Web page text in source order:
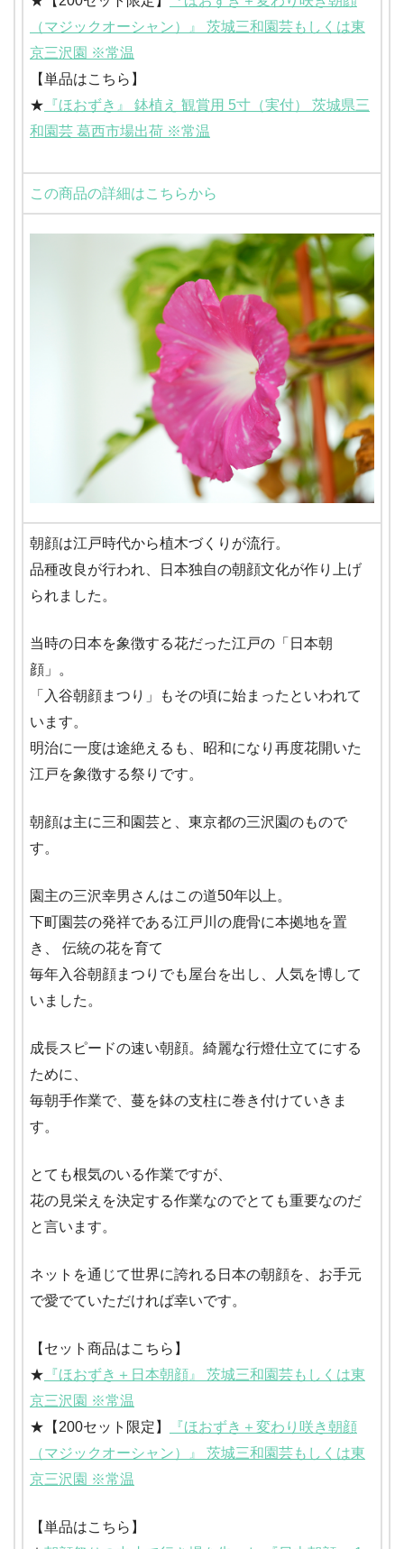
（マジックオーシャン）』 茨城三和園芸もしくは東
京三沢園 ※常温
【単品はこちら】
★ 『ほおずき』 鉢植え 観賞用 5寸（実付） 茨城県三
和園芸 葛西市場出荷 ※常温
この商品の詳細はこちらから
朝顔は江戸時代から植木づくりが流行。
品種改良が行われ、日本独自の朝顔文化が作り上げ
られました。
当時の日本を象徴する花だった江戸の「日本朝
顔」。
「入谷朝顔まつり」もその頃に始まったといわれて
います。
明治に一度は途絶えるも、昭和になり再度花開いた
江戸を象徴する祭りです。
朝顔は主に三和園芸と、東京都の三沢園のもので
す。
園主の三沢幸男さんはこの道50年以上。
下町園芸の発祥である江戸川の鹿骨に本拠地を置
き、 伝統の花を育て
毎年入谷朝顔まつりでも屋台を出し、人気を博して
いました。
成長スピードの速い朝顔。綺麗な行燈仕立てにする
ために、
毎朝手作業で、蔓を鉢の支柱に巻き付けていきま
す。
とても根気のいる作業ですが、
花の見栄えを決定する作業なのでとても重要なのだ
と言います。
ネットを通じて世界に誇れる日本の朝顔を、お手元
で愛でていただければ幸いです。
【セット商品はこちら】
★ 『ほおずき＋日本朝顔』 茨城三和園芸もしくは東
京三沢園 ※常温
★【200セット限定】
『ほおずき＋変わり咲き朝顔
（マジックオーシャン）』 茨城三和園芸もしくは東
京三沢園 ※常温
【単品はこちら】